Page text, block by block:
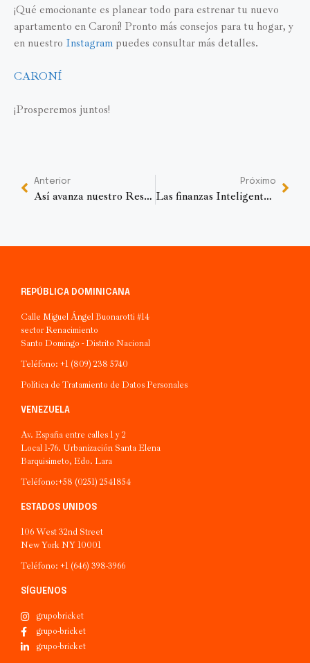
¡Qué emocionante es planear todo para estrenar tu nuevo
apartamento en Caroní! Pronto más consejos para tu hogar, y
en nuestro Instagram puedes consultar más detalles.
CARONÍ
¡Prosperemos juntos!
Anterior
Así avanza nuestro Residencial Caroní
Próximo
Las finanzas Inteligentes y las compras emocionales
REPÚBLICA DOMINICANA
Calle Miguel Ángel Buonarotti #14
sector Renacimiento
Santo Domingo - Distrito Nacional
Teléfono: +1 (809) 238 5740
Política de Tratamiento de Datos Personales
VENEZUELA
Av. España entre calles 1 y 2
Local 1-76. Urbanización Santa Elena
Barquisimeto, Edo. Lara
Teléfono:+58 (0251) 2541854
ESTADOS UNIDOS
106 West 32nd Street
New York NY 10001
Teléfono: +1 (646) 398-3966
SÍGUENOS
grupobricket
grupo-bricket
grupo-bricket